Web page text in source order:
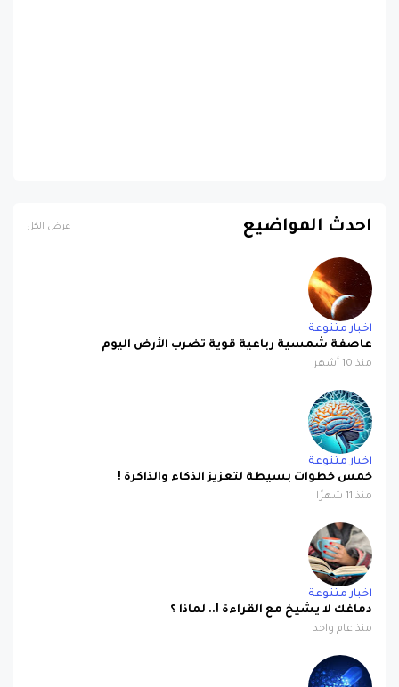
احدث المواضيع عرض الكل
اخبار متنوعة
عاصفة شمسية رباعية قوية تضرب الأرض اليوم
منذ 10 أشهر
اخبار متنوعة
خمس خطوات بسيطة لتعزيز الذكاء والذاكرة !
منذ 11 شهرًا
اخبار متنوعة
دماغك لا يشيخ مع القراءة !.. لماذا ؟
منذ عام واحد